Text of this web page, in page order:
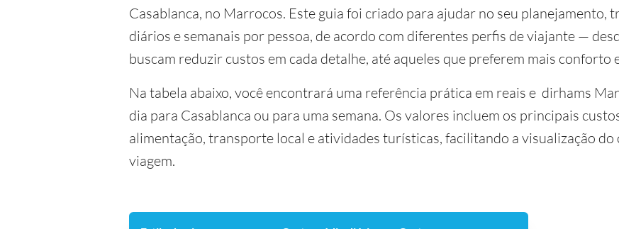
Casablanca, no Marrocos. Este guia foi criado para ajudar no seu planejamento,
diários e semanais por pessoa, de acordo com diferentes perfis de viajante —
buscam reduzir custos em cada detalhe, até aqueles que preferem mais conforto
Na tabela abaixo, você encontrará uma referência prática em reais e dirhams
dia para Casablanca ou para uma semana. Os valores incluem os principais
alimentação, transporte local e atividades turísticas, facilitando a visualização
viagem.